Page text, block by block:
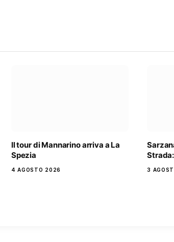
Il tour di Mannarino arriva a La
Spezia
4 AGOSTO 2026 3